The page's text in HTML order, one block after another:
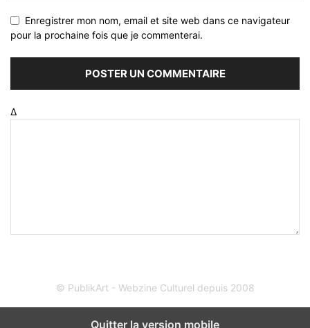
Enregistrer mon nom, email et site web dans ce navigateur
pour la prochaine fois que je commenterai.
Δ
© PublikArt - Webzine Culturel depuis 2008
Quitter la version mobile